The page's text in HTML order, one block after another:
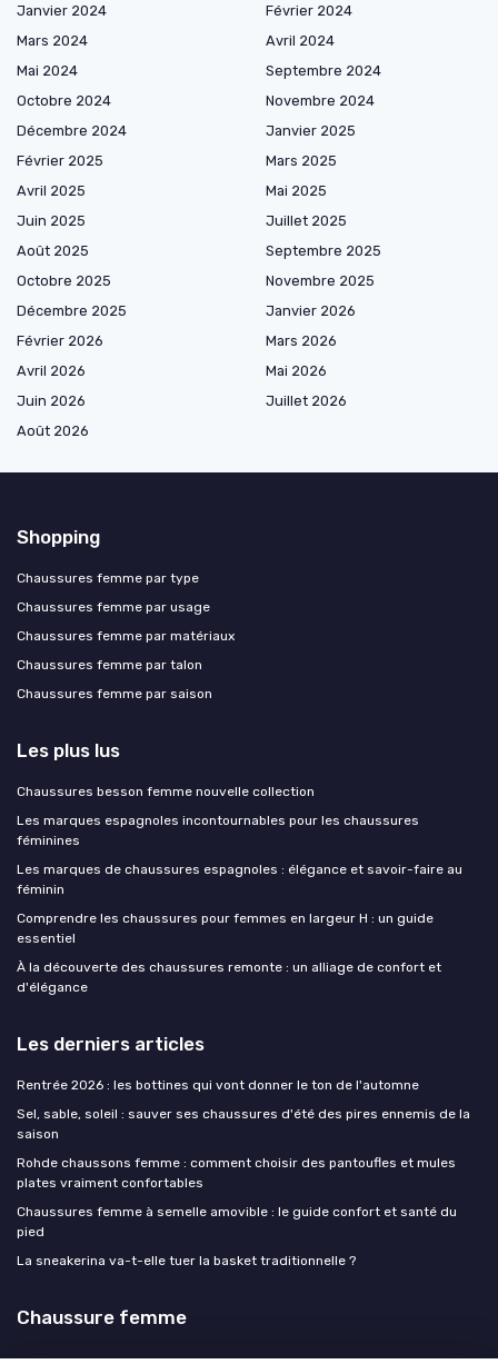
Janvier 2024
Février 2024
Mars 2024
Avril 2024
Mai 2024
Septembre 2024
Octobre 2024
Novembre 2024
Décembre 2024
Janvier 2025
Février 2025
Mars 2025
Avril 2025
Mai 2025
Juin 2025
Juillet 2025
Août 2025
Septembre 2025
Octobre 2025
Novembre 2025
Décembre 2025
Janvier 2026
Février 2026
Mars 2026
Avril 2026
Mai 2026
Juin 2026
Juillet 2026
Août 2026
Shopping
Chaussures femme par type
Chaussures femme par usage
Chaussures femme par matériaux
Chaussures femme par talon
Chaussures femme par saison
Les plus lus
Chaussures besson femme nouvelle collection
Les marques espagnoles incontournables pour les chaussures
féminines
Les marques de chaussures espagnoles : élégance et savoir-faire au
féminin
Comprendre les chaussures pour femmes en largeur H : un guide
essentiel
À la découverte des chaussures remonte : un alliage de confort et
d'élégance
Les derniers articles
Rentrée 2026 : les bottines qui vont donner le ton de l'automne
Sel, sable, soleil : sauver ses chaussures d'été des pires ennemis de la
saison
Rohde chaussons femme : comment choisir des pantoufles et mules
plates vraiment confortables
Chaussures femme à semelle amovible : le guide confort et santé du
pied
La sneakerina va-t-elle tuer la basket traditionnelle ?
Chaussure femme